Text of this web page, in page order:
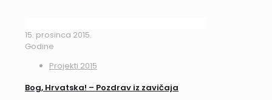
15. prosinca 2015.
Godine
Projekti 2015
Bog, Hrvatska! – Pozdrav iz zavičaja